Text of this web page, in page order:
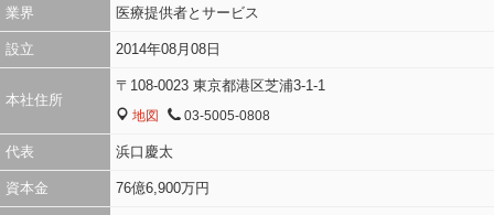
業界 医療提供者とサービス
設立 2014年08月08日
本社住所
〒108-0023 東京都港区芝浦3-1-1
MAP
地図 TEL
03-5005-0808
代表 浜口慶太
資本金 76億6,900万円